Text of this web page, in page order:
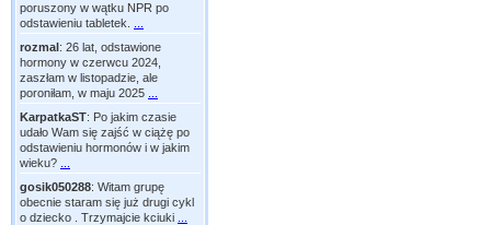
poruszony w wątku NPR po
odstawieniu tabletek.
rozmal: 26 lat, odstawione
hormony w czerwcu 2024,
zaszłam w listopadzie, ale
poroniłam, w maju 2025
KarpatkaST: Po jakim czasie
udało Wam się zajść w ciążę po
odstawieniu hormonów i w jakim
wieku?
gosik050288: Witam grupę
obecnie staram się już drugi cykl
o dziecko . Trzymajcie kciuki